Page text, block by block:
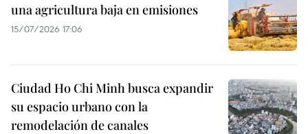
una agricultura baja en emisiones
15/07/2026 17:06
Ciudad Ho Chi Minh busca expandir
su espacio urbano con la
remodelación de canales